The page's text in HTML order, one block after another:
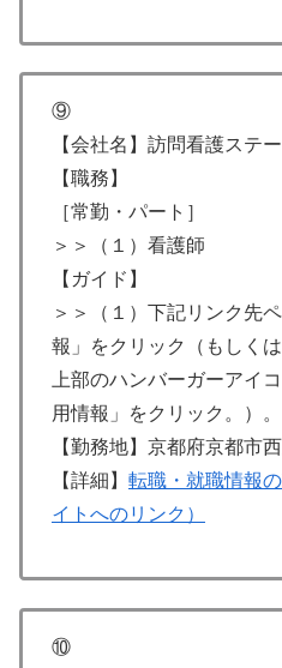
⑨
【会社名】訪問看護ステ
【職務】
［常勤・パート］
＞＞（１）看護師
【ガイド】
＞＞（１）下記リンク先
報」をクリック（もしく
上部のハンバーガーアイ
用情報」をクリック。）。
【勤務地】京都府京都市
【詳細】 転職・就職情報
イトへのリンク）
⑩